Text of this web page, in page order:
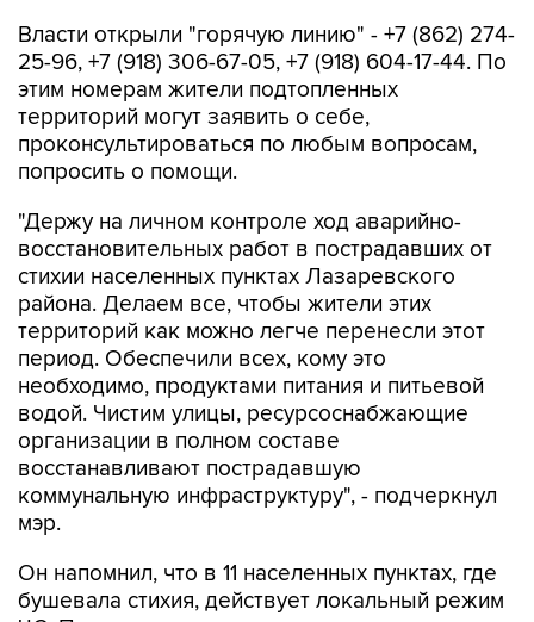
Власти открыли "горячую линию" - +7 (862) 274-
25-96, +7 (918) 306-67-05, +7 (918) 604-17-44. По
этим номерам жители подтопленных
территорий могут заявить о себе,
проконсультироваться по любым вопросам,
попросить о помощи.
"Держу на личном контроле ход аварийно-
восстановительных работ в пострадавших от
стихии населенных пунктах Лазаревского
района. Делаем все, чтобы жители этих
территорий как можно легче перенесли этот
период. Обеспечили всех, кому это
необходимо, продуктами питания и питьевой
водой. Чистим улицы, ресурсоснабжающие
организации в полном составе
восстанавливают пострадавшую
коммунальную инфраструктуру", - подчеркнул
мэр.
Он напомнил, что в 11 населенных пунктах, где
бушевала стихия, действует локальный режим